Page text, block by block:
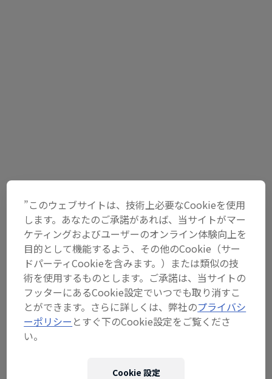
© Stephanie Lindgren / Red Bull Content Pool
”このウェブサイトは、技術上必要なCookieを使用
します。あなたのご承諾があれば、当サイトがマー
ケティングおよびユーザーのオンライン体験向上を
目的として機能するよう、その他のCookie（サー
ドパーティCookieを含みます。）または類似の技
術を使用するものとします。ご承諾は、当サイトの
フッターにあるCookie設定でいつでも取り消すこ
とができます。さらに詳しくは、弊社のプライバシ
ーポリシー とすぐ下のCookie設定をご覧くださ
い。
Cookie 設定